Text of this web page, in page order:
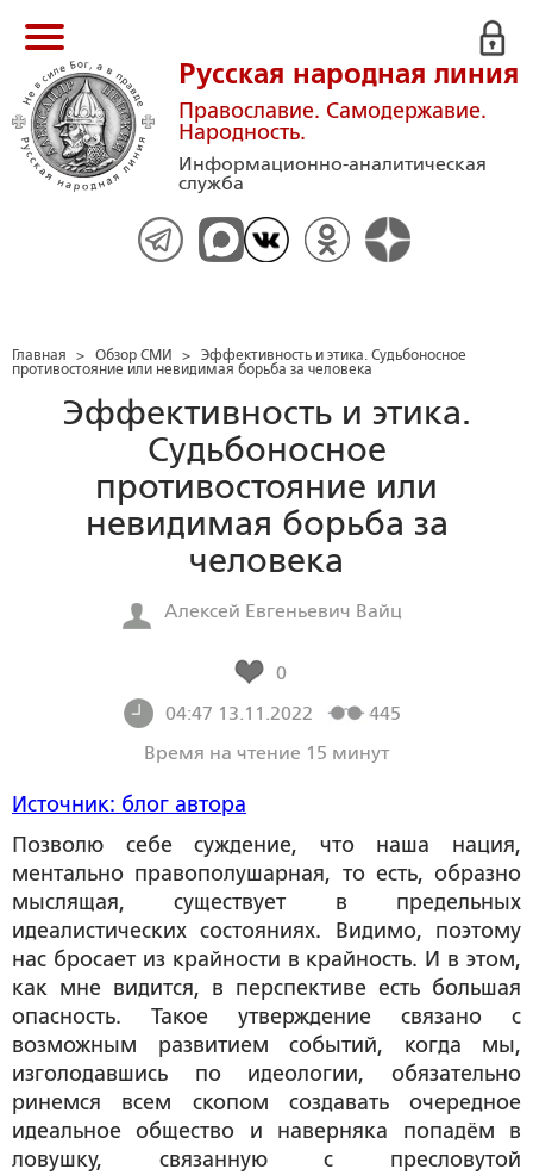
Русская народная линия
Православие. Самодержавие.
Народность.
Информационно-аналитическая
служба
Главная > Обзор СМИ > Эффективность и этика. Судьбоносное
противостояние или невидимая борьба за человека
Эффективность и этика.
Судьбоносное
противостояние или
невидимая борьба за
человека
Алексей Евгеньевич Вайц
0
04:47 13.11.2022
445
Время на чтение 15 минут
Источник: блог автора
Позволю себе суждение, что наша нация,
ментально правополушарная, то есть, образно
мыслящая, существует в предельных
идеалистических состояниях. Видимо, поэтому
нас бросает из крайности в крайность. И в этом,
как мне видится, в перспективе есть большая
опасность. Такое утверждение связано с
возможным развитием событий, когда мы,
изголодавшись по идеологии, обязательно
ринемся всем скопом создавать очередное
идеальное общество и наверняка попадём в
ловушку, связанную с пресловутой